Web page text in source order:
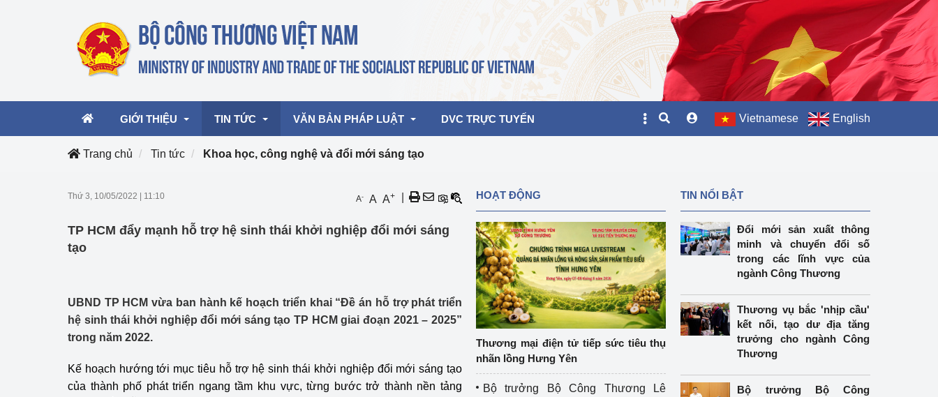
GIỚI THIỆU TIN TỨC
Hoạt động của Lãnh đạo Bộ
mại, Dịch vụ Việt Nam 2026
Công Thương - Công luận
Họp báo
Điểm báo
Lịch sử phát triển
VĂN BẢN PHÁP LUẬT DVC TRỰC TUYẾN Vietnamese English
Trang chủ Tin tức Khoa học, công nghệ và đổi mới sáng tạo
Thứ 3, 10/05/2022 11:10 A- A A+
TP HCM đẩy mạnh hỗ trợ hệ sinh thái khởi nghiệp đổi mới sáng
tạo
UBND TP HCM vừa ban hành kế hoạch triển khai “Đề án hỗ trợ phát triển
hệ sinh thái khởi nghiệp đổi mới sáng tạo TP HCM giai đoạn 2021 – 2025”
trong năm 2022.
Kế hoạch hướng tới mục tiêu hỗ trợ hệ sinh thái khởi nghiệp đổi mới sáng tạo
của thành phố phát triển ngang tầm khu vực, từng bước trở thành nền tảng
HOẠT ĐỘNG
Thương mại điện tử tiếp sức tiêu thụ
nhãn lồng Hưng Yên
Bộ trưởng Bộ Công Thương Lê
TIN NỔI BẬT
Đổi mới sản xuất thông
minh và chuyển đổi số
trong các lĩnh vực của
ngành Công Thương
Thương vụ bắc 'nhịp cầu'
kết nối, tạo dư địa tăng
trưởng cho ngành Công
Thương
Bộ trưởng Bộ Công